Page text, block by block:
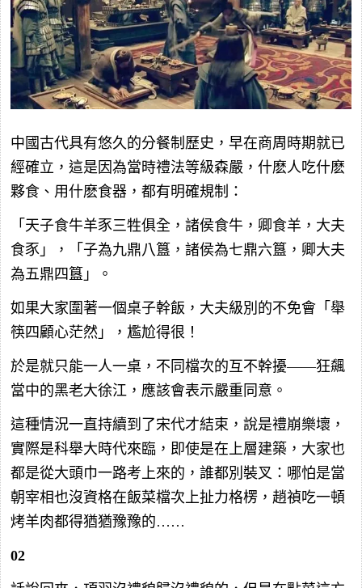
中國古代具有悠久的分餐制歷史，早在商周時期就已
經確立，這是因為當時禮法等級森嚴，什麽人吃什麽
夥食、用什麽食器，都有明確規制：
「天子食牛羊豕三牲俱全，諸侯食牛，卿食羊，大夫
食豕」，「子為九鼎八簋，諸侯為七鼎六簋，卿大夫
為五鼎四簋」。
如果大家圍著一個桌子幹飯，大夫級別的不免會「舉
筷四顧心茫然」，尷尬得很！
於是就只能一人一桌，不同檔次的互不幹擾——狂飆
當中的黑老大徐江，應該會表示嚴重同意。
這種情況一直持續到了宋代才結束，說是禮崩樂壞，
實際是科舉大時代來臨，即使是在上層建築，大家也
都是從大頭巾一路考上來的，誰都別裝叉：哪怕是當
朝宰相也沒資格在飯菜檔次上扯力格楞，趙禎吃一頓
烤羊肉都得猶猶豫豫的……
02